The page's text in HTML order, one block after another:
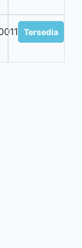
Tersedia